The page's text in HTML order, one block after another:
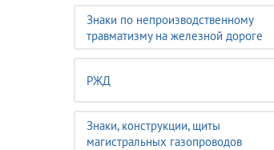
Знаки по непроизводственному
травматизму на железной дороге
РЖД
Знаки, конструкции, щиты
магистральных газопроводов